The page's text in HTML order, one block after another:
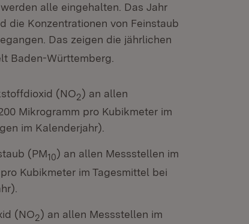
alle eingehalten. Das Jahr
die Konzentrationen von Feinstaub
Das zeigen die jährlichen
Baden-Württemberg.
(NO2) an allen
Mikrogramm pro Kubikmeter im
im Kalenderjahr).
(PM10) an allen Messstellen im
Kubikmeter im Tagesmittel bei
(NO2) an allen Messstellen im